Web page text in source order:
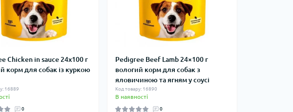
Chicken in sauce 24х100 г
корм для собак із куркою
16889
0
Pedigree Beef Lamb 24×100 г
вологий корм для собак з
яловичиною та ягням у соусі
Код товару: 16890
В наявності
0